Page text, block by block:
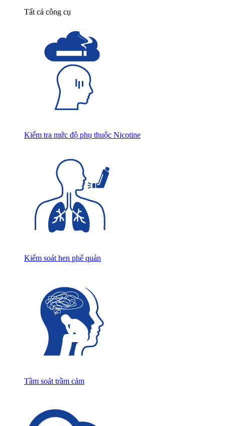
Tất cả công cụ
Kiểm tra mức độ phụ thuộc Nicotine
Kiểm soát hen phế quản
Tầm soát trầm cảm